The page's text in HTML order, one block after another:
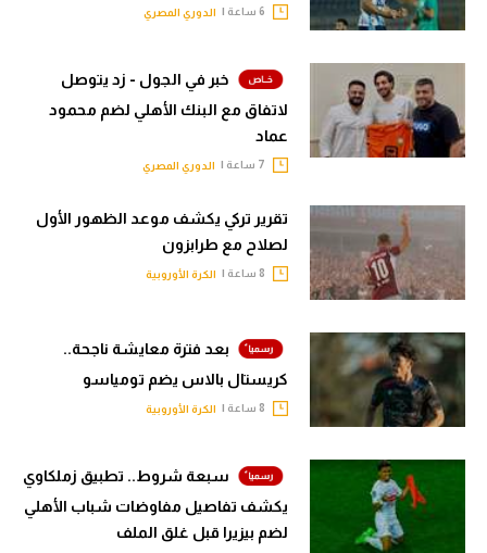
الدوري المصري
خبر في الجول - زد يتوصل
لاتفاق مع البنك الأهلي لضم محمود
عماد
الدوري المصري
تقرير تركي يكشف موعد الظهور الأول
لصلاح مع طرابزون
الكرة الأوروبية
بعد فترة معايشة ناجحة..
كريستال بالاس يضم تومياسو
الكرة الأوروبية
سبعة شروط.. تطبيق زملكاوي
يكشف تفاصيل مفاوضات شباب الأهلي
لضم بيزيرا قبل غلق الملف